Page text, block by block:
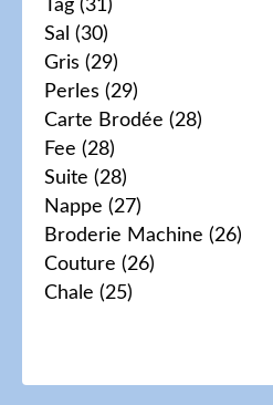
Tag (31)
Sal (30)
Gris (29)
Perles (29)
Carte Brodée (28)
Fee (28)
Suite (28)
Nappe (27)
Broderie Machine (26)
Couture (26)
Chale (25)